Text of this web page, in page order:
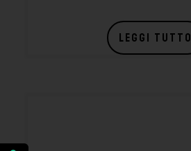
LEGGI TUTTO